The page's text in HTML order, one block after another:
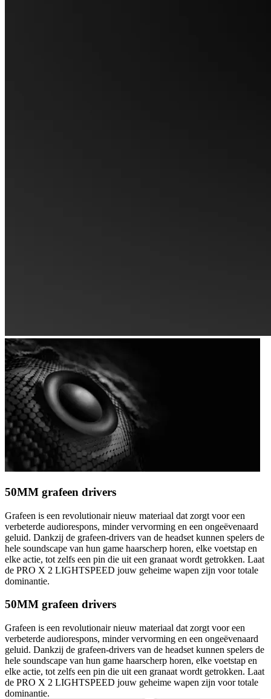
50MM grafeen drivers
Grafeen is een revolutionair nieuw materiaal dat zorgt voor een
verbeterde audiorespons, minder vervorming en een ongeëvenaard
geluid. Dankzij de grafeen-drivers van de headset kunnen spelers de
hele soundscape van hun game haarscherp horen, elke voetstap en
elke actie, tot zelfs een pin die uit een granaat wordt getrokken. Laat
de PRO X 2 LIGHTSPEED jouw geheime wapen zijn voor totale
dominantie.
50MM grafeen drivers
Grafeen is een revolutionair nieuw materiaal dat zorgt voor een
verbeterde audiorespons, minder vervorming en een ongeëvenaard
geluid. Dankzij de grafeen-drivers van de headset kunnen spelers de
hele soundscape van hun game haarscherp horen, elke voetstap en
elke actie, tot zelfs een pin die uit een granaat wordt getrokken. Laat
de PRO X 2 LIGHTSPEED jouw geheime wapen zijn voor totale
dominantie.